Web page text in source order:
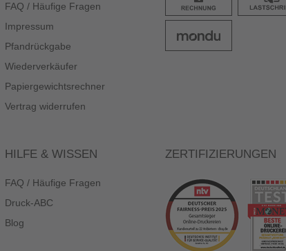
FAQ / Häufige Fragen
Impressum
Pfandrückgabe
Wiederverkäufer
Papiergewichtsrechner
Vertrag widerrufen
HILFE & WISSEN
FAQ / Häufige Fragen
Druck-ABC
Blog
ZERTIFIZIERUNGEN